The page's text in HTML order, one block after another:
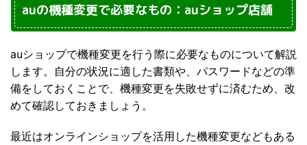
auの機種変更で必要なもの：auショップ店舗
auショップで機種変更を行う際に必要なものについて解説
します。自分の状況に適した書類や、パスワードなどの準
備をしておくことで、機種変更を失敗せずに済むため、改
めて確認しておきましょう。
最近はオンラインショップを活用した機種変更などもある